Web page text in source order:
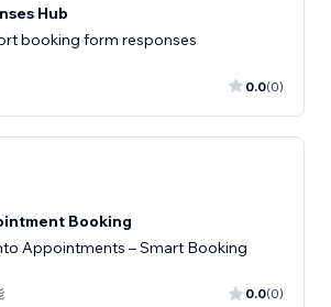
Hub
booking form responses
0.0(0)
Booking
Appointments – Smart Booking
0.0(0)